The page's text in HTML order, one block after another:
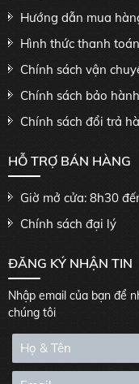
Hướng dẫn mua
Hình thức thanh toán
Chính sách vận
Chính sách bảo hành
Chính sách đổi trả
HỖ TRỢ BÁN HÀNG
Giờ mở cửa: 8h30
Chính sách đại lý
ĐĂNG KÝ NHẬN TIN
Nhập email của bạn để
chúng tôi